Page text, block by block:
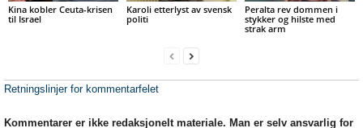
Kina kobler Ceuta-krisen
til Israel
Karoli etterlyst av svensk
politi
Peralta rev dommen i
stykker og hilste med
strak arm
Retningslinjer for kommentarfelet
Kommentarer er ikke redaksjonelt materiale. Man er selv ansvarlig for